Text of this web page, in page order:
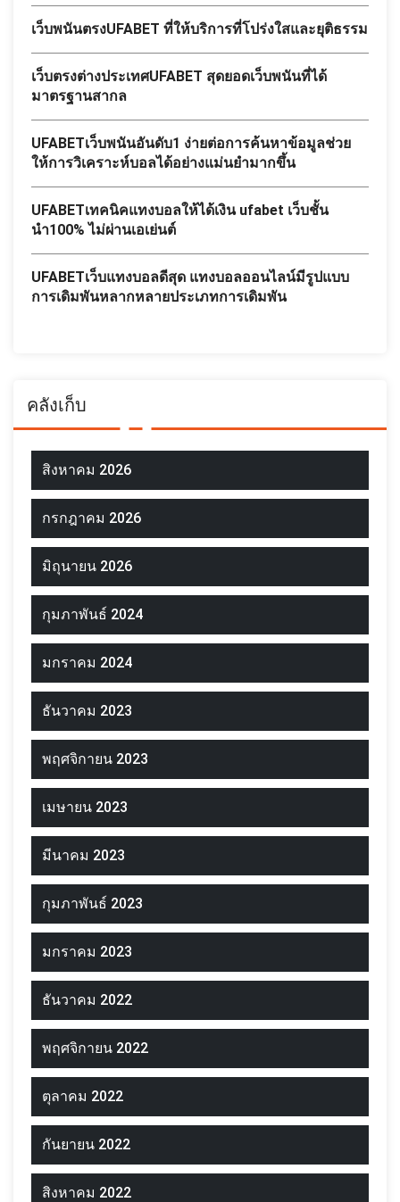
เว็บพนันตรงUFABET ที่ให้บริการที่โปร่งใสและยุติธรรม
เว็บตรงต่างประเทศUFABET สุดยอดเว็บพนันที่ได้
มาตรฐานสากล
UFABETเว็บพนันอันดับ1 ง่ายต่อการค้นหาข้อมูลช่วย
ให้การวิเคราะห์บอลได้อย่างแม่นยำมากขึ้น
UFABETเทคนิคแทงบอลให้ได้เงิน ufabet เว็บชั้น
นำ100% ไม่ผ่านเอเย่นต์
UFABETเว็บแทงบอลดีสุด แทงบอลออนไลน์มีรูปแบบ
การเดิมพันหลากหลายประเภทการเดิมพัน
คลังเก็บ
สิงหาคม 2026
กรกฎาคม 2026
มิถุนายน 2026
กุมภาพันธ์ 2024
มกราคม 2024
ธันวาคม 2023
พฤศจิกายน 2023
เมษายน 2023
มีนาคม 2023
กุมภาพันธ์ 2023
มกราคม 2023
ธันวาคม 2022
พฤศจิกายน 2022
ตุลาคม 2022
กันยายน 2022
สิงหาคม 2022